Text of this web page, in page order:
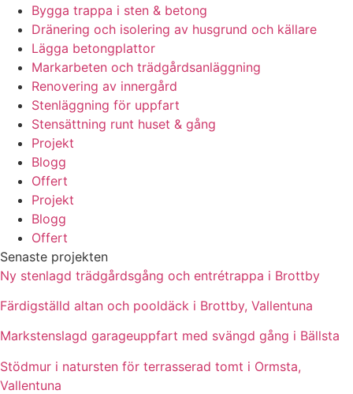
Bygga trappa i sten & betong
Dränering och isolering av husgrund och källare
Lägga betongplattor
Markarbeten och trädgårdsanläggning
Renovering av innergård
Stenläggning för uppfart
Stensättning runt huset & gång
Projekt
Blogg
Offert
Projekt
Blogg
Offert
Senaste projekten
Ny stenlagd trädgårdsgång och entrétrappa i Brottby
Färdigställd altan och pooldäck i Brottby, Vallentuna
Markstenslagd garageuppfart med svängd gång i Bällsta
Stödmur i natursten för terrasserad tomt i Ormsta,
Vallentuna